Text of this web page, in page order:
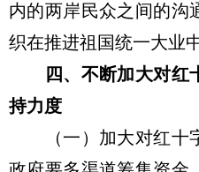
内的两岸民众之间的沟
织在推进祖国统一大业
四、不断加大对红
持力度
（一）加大对红十